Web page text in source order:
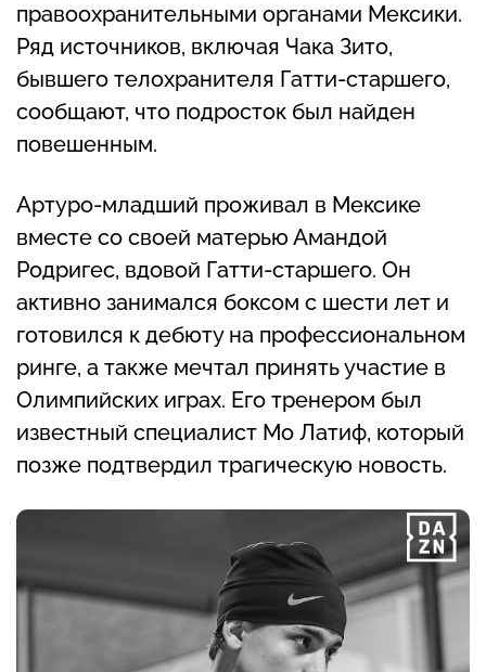
правоохранительными органами Мексики.
Ряд источников, включая Чака Зито,
бывшего телохранителя Гатти-старшего,
сообщают, что подросток был найден
повешенным.
Артуро-младший проживал в Мексике
вместе со своей матерью Амандой
Родригес, вдовой Гатти-старшего. Он
активно занимался боксом с шести лет и
готовился к дебюту на профессиональном
ринге, а также мечтал принять участие в
Олимпийских играх. Его тренером был
известный специалист Мо Латиф, который
позже подтвердил трагическую новость.